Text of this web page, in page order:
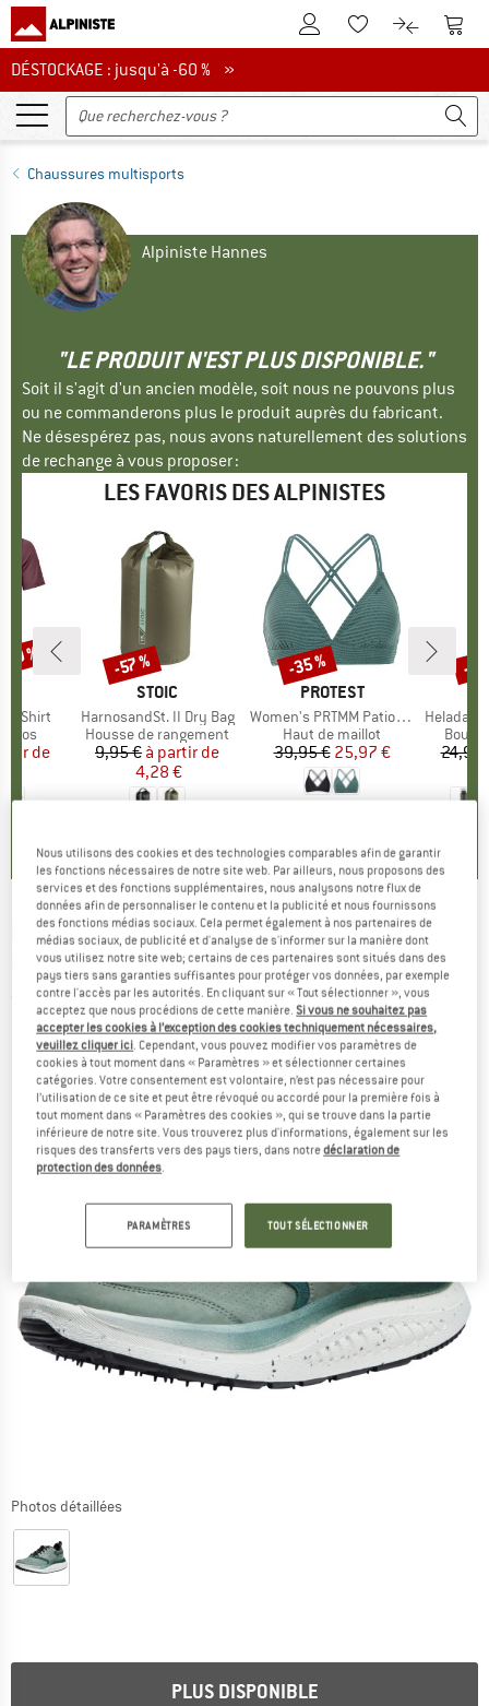
Vers le compte client
Vers la liste
Vers le
DÉSTOCKAGE : jusqu'à -60 %
DÉSTOCKAGE : jusqu'à -60 % »
Chaussures multisports
Alpiniste Hannes
"LE PRODUIT N'EST PLUS DISPONIBLE."
Soit il s'agit d'un ancien modèle, soit nous ne pouvons plus
ou ne commanderons plus le produit auprès du fabricant.
Ne désespérez pas, nous avons naturellement des solutions
de rechange à vous proposer :
LES FAVORIS DES ALPINISTES
T-Shirt
réduit
de
%
MARQUE
STOIC
Article
HarnosandSt. II Dry Bag
Product group
Housse de rangement
Prix
9,95 € Prix réduit
à partir de
4,28 €
Remise
-57 %
MARQUE
PROTEST
Article
Women's PRTMM Patio Triangle
Product group
Haut de maillot
Prix
39,95 € Prix réduit
25,97 €
Remise
-35 %
Article
HeladagenSt.
24,95
-
KEEN -Women's WK400 Leather -
Chaussures multisports
(0)
Photos détaillées
PLUS DISPONIBLE
Nous utilisons des cookies et des technologies comparables afin de garantir
les fonctions nécessaires de notre site web. Par ailleurs, nous proposons des
services et des fonctions supplémentaires, nous analysons notre flux de
données afin de personnaliser le contenu et la publicité et nous fournissons
des fonctions médias sociaux. Cela permet également à nos partenaires de
médias sociaux, de publicité et d'analyse de s'informer sur la manière dont
vous utilisez notre site web; certains de ces partenaires sont situés dans des
pays tiers sans garanties suffisantes pour protéger vos données, par exemple
contre l'accès par les autorités. En cliquant sur « Tout sélectionner », vous
acceptez que nous procédions de cette manière.Si vous ne souhaitez pas
accepter les cookies à l’exception des cookies techniquement nécessaires,
veuillez cliquer ici. Cependant, vous pouvez modifier vos paramètres de
cookies à tout moment dans « Paramètres » et sélectionner certaines
catégories. Votre consentement est volontaire, n’est pas nécessaire pour
l’utilisation de ce site et peut être révoqué ou accordé pour la première fois à
tout moment dans « Paramètres des cookies », qui se trouve dans la partie
inférieure de notre site. Vous trouverez plus d'informations, également sur les
risques des transferts vers des pays tiers, dans notredéclaration de
protection des données.
PARAMÈTRES TOUT SÉLECTIONNER